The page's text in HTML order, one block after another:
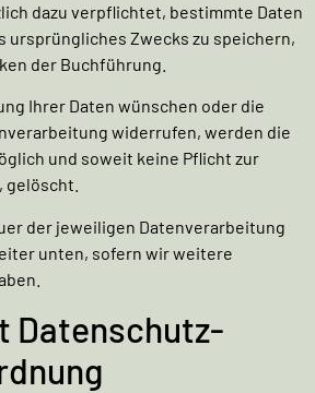
dazu verpflichtet, bestimmte Daten
ursprüngliches Zwecks zu speichern,
der Buchführung.
Ihrer Daten wünschen oder die
widerrufen, werden die
und soweit keine Pflicht zur
der jeweiligen Datenverarbeitung
unten, sofern wir weitere
Datenschutz-